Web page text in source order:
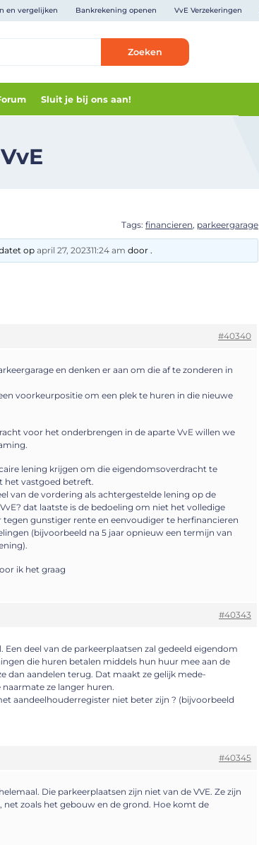
en vergelijken Bankrekening openen VvE Verzekeringen
Zoeken
Sluit je bij ons aan!
Tags: financieren, parkeergarage
opapril 27, 202311:24 am door .
#40340
en denken er aan om die af te zonderen in
voorkeurpositie om een plek te huren in die nieuwe
voor het onderbrengen in de aparte VvE willen we
lening krijgen om die eigendomsoverdracht te
het vastgoed betreft.
van de vordering als achtergestelde lening op de
dat laatste is de bedoeling om niet het volledige
gunstiger rente en eenvoudiger te herfinancieren
(bijvoorbeeld na 5 jaar opnieuw een termijn van
ik het graag
#40343
Een deel van de parkeerplaatsen zal gedeeld eigendom
die huren betalen middels hun huur mee aan de
dan aandelen terug. Dat maakt ze gelijk mede-
ze langer huren.
aandeelhouderregister niet beter zijn ? (bijvoorbeeld
#40345
Die parkeerplaatsen zijn niet van de VVE. Ze zijn
net zoals het gebouw en de grond. Hoe komt de